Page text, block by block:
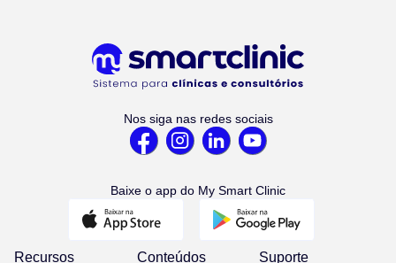
Nos siga nas redes sociais
Baixe o app do My Smart Clinic
Recursos Conteúdos Suporte